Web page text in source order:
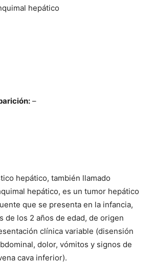
hepático
–
hepático, también llamado
hepático, es un tumor hepático
que se presenta en la infancia,
de los 2 años de edad, de origen
clínica variable (disensión
dolor, vómitos y signos de
cava inferior).